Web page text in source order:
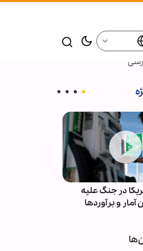
در جنگ علیه
آمار و برآوردها